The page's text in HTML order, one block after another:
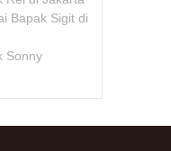
Bapak Sigit di
Sonny